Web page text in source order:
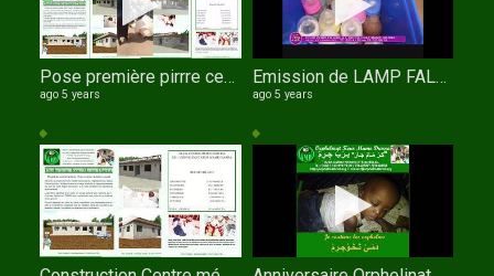
Pose première pirrre centre médico social Orphelinat Keur Mame Diarrade TOUBA
ago 5 years
Emission de LAMP FALL TV sur l'orphelinat Keur Mame Diarra avec Serigne Fallou NDIAYE comme invité
ago 5 years